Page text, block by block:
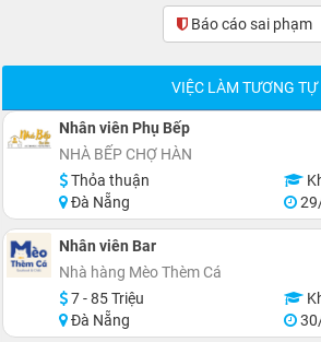
Báo cáo sai phạm(0)
VIỆC LÀM TƯƠNG TỰ
Nhân viên Phụ Bếp
NHÀ BẾP CHỢ HÀN
Thỏa thuận
Đà Nẵng
Nhân viên Bar
Nhà hàng Mèo Thèm Cá
7 - 85 Triệu
Đà Nẵng